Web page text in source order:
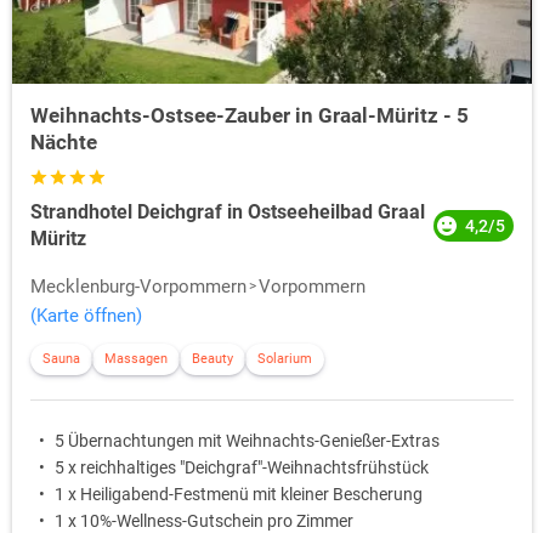
Weihnachts-Ostsee-Zauber in Graal-Müritz - 5
Nächte
Strandhotel Deichgraf in Ostseeheilbad Graal
Müritz
4,2/5
Mecklenburg-Vorpommern Vorpommern
(Karte öffnen)
Sauna Massagen Beauty Solarium
5 Übernachtungen mit Weihnachts-Genießer-Extras
5 x reichhaltiges "Deichgraf"-Weihnachtsfrühstück
1 x Heiligabend-Festmenü mit kleiner Bescherung
1 x 10%-Wellness-Gutschein pro Zimmer